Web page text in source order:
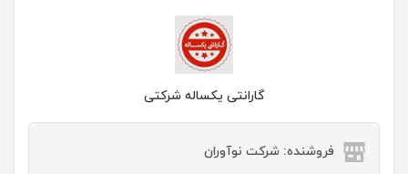
گارانتی یکساله شرکتی
فروشنده: شرکت نوآوران